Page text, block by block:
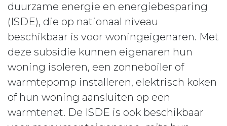
duurzame energie en energiebesparing
(ISDE), die op nationaal niveau
beschikbaar is voor woningeigenaren. Met
deze subsidie kunnen eigenaren hun
woning isoleren, een zonneboiler of
warmtepomp installeren, elektrisch koken
of hun woning aansluiten op een
warmtenet. De ISDE is ook beschikbaar